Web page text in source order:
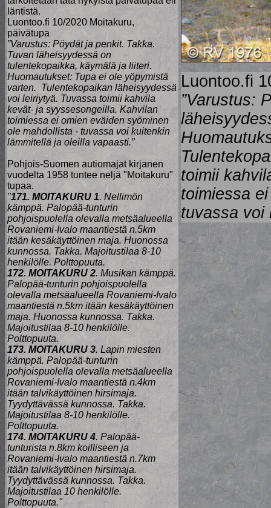
Luontoo.fi
”Varustus:
toimii
toimiessa
tuvassa voi
läntistä.
Luontoo.fi 10/2020 Moitakuru,
päivätupa
”Varustus: Pöydät ja penkit. Takka.
Tuvan läheisyydessä on
tulentekopaikka, käymälä ja liiteri.
Huomautukset: Tupa ei ole yöpymistä
varten. Tulentekopaikan läheisyydessä
voi leiriytyä. Tuvassa toimii kahvila
kevät- ja syyssesongeilla. Kahvilan
toimiessa ei omien eväiden syöminen
ole mahdollista - tuvassa voi kuitenkin
lämmitellä ja oleilla vapaasti.”
Pohjois-Suomen autiomajat kirjanen
vuodelta 1958 tuntee neljä "Moitakuru"
tupaa.
"171. MOITAKURU 1. Nellimön
kämppä. Palopää-tunturin
pohjoispuolella olevalla metsäalueella
Rovaniemi-Ivalo maantiestä n.5km
itään kesäkäyttöinen maja. Huonossa
kunnossa. Takka. Majoitustilaa 8-10
henkilölle. Polttopuuta.
172. MOITAKURU 2. Musikan kämppä.
Palopää-tunturin pohjoispuolella
olevalla metsäalueella Rovaniemi-Ivalo
maantiestä n.5km itään kesäkäyttöinen
maja. Huonossa kunnossa. Takka.
Majoitustilaa 8-10 henkilölle.
Polttopuuta.
173. MOITAKURU 3. Lapin miesten
kämppä. Palopää-tunturin
pohjoispuolella olevalla metsäalueella
Rovaniemi-Ivalo maantiestä n.4km
itään talvikäyttöinen hirsimaja.
Tyydyttävässä kunnossa. Takka.
Majoitustilaa 8-10 henkilölle.
Polttopuuta.
174. MOITAKURU 4. Palopää-
tunturista n.8km koilliseen ja
Rovaniemi-Ivalo maantiestä n.7km
itään talvikäyttöinen hirsimaja.
Tyydyttävässä kunnossa. Takka.
Majoitustilaa 10 henkilölle.
Polttopuuta."